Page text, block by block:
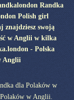
Randka
Polish girl
znajdziesz swoją
w Anglii w kilka
- Polska
Anglii
dla Polaków w
w Anglii.